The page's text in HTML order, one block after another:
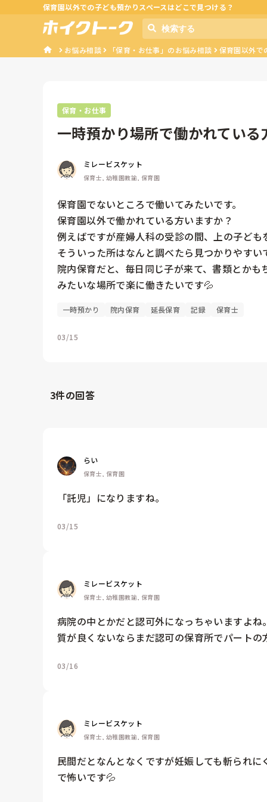
保育園以外での子ども預かりスペースはどこで見つける？
お悩み相談 「保育・お仕事」のお悩み相談 保育園以外で
保育・お仕事
一時預かり場所で働かれている
ミレービスケット
保育士, 幼稚園教諭, 保育園
保育園でないところで働いてみたいです。
保育園以外で働かれている方いますか？
例えばですが産婦人科の受診の間、上の子ど
そういった所はなんと調べたら見つかりやすい
院内保育だと、毎日同じ子が来て、書類とか
みたいな場所で楽に働きたいです💦
一時預かり 院内保育 延長保育 記録 保育士
03/15
3件の回答
らい
保育士, 保育園
「託児」になりますね。
03/15
ミレービスケット
保育士, 幼稚園教諭, 保育園
病院の中とかだと認可外になっちゃいますよね
質が良くないならまだ認可の保育所でパートの
03/16
ミレービスケット
保育士, 幼稚園教諭, 保育園
民間だとなんとなくですが妊娠しても斬られ
で怖いです💦